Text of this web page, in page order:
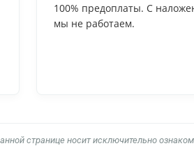
100% предоплаты. С
мы не работаем.
странице носит исключительно